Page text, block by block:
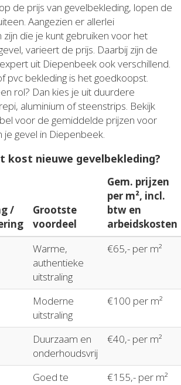
de prijs van gevelbekleding, lopen de
Aangezien er allerlei
die je kunt gebruiken voor het
varieert de prijs. Daarbij zijn de
uit Diepenbeek ook verschillend.
pvc bekleding is het goedkoopst.
rol? Dan kies je uit duurdere
aluminium of steenstrips. Bekijk
voor de gemiddelde prijzen voor
je gevel in Diepenbeek.
kost nieuwe gevelbekleding?
/
Grootste
voordeel
Gem. prijzen
per m², incl.
btw en
arbeidskosten
Warme,
authentieke
uitstraling
€65,- per m²
Moderne
uitstraling
€100 per m²
Duurzaam en
onderhoudsvrij
€40,- per m²
Goed te
€155,- per m²